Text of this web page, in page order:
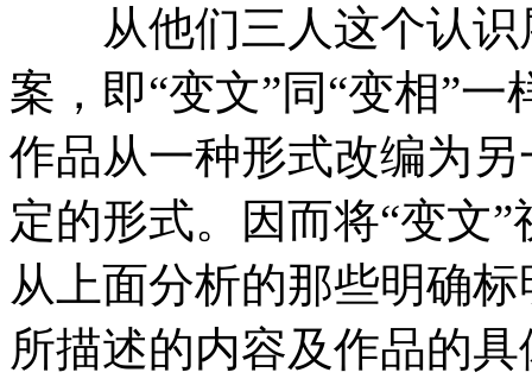
从他们三人这个认识
案，即“变文”同“变相”
作品从一种形式改编为
定的形式。因而将“变文
从上面分析的那些明确
所描述的内容及作品的